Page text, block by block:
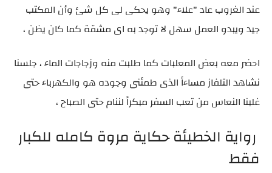
عند الغروب عاد "علاء" وهو يحكى لى كل شئ وأن المكتب
جيد ويبدو العمل سهل لا توجد به اى مشقة كما كان يظن ،
احضر معه بعض المعلبات كما طلبت منه وزجاجات الماء ، جلسنا
نشاهد التلفاز مساءاً الذى طمئنى وجوده هو والكهرباء حتى
غلبنا النعاس من تعب السفر مبكراً لننام حتى الصباح ،
رواية الخطيئة حكاية مروة كامله للكبار
فقط